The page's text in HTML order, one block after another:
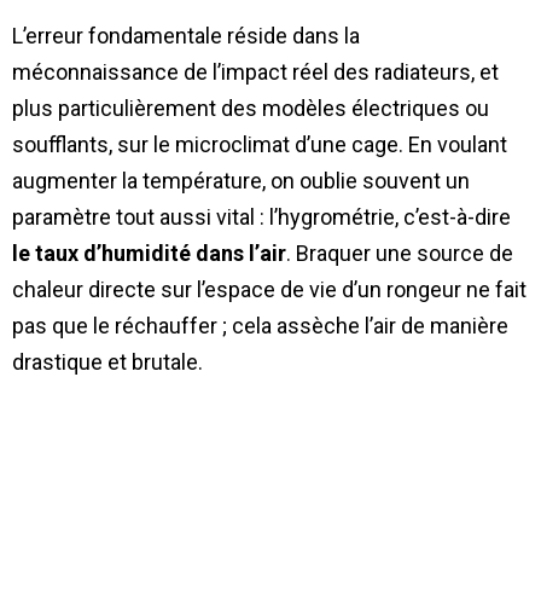
L’erreur fondamentale réside dans la
méconnaissance de l’impact réel des radiateurs, et
plus particulièrement des modèles électriques ou
soufflants, sur le microclimat d’une cage. En voulant
augmenter la température, on oublie souvent un
paramètre tout aussi vital : l’hygrométrie, c’est-à-dire
le taux d’humidité dans l’air. Braquer une source de
chaleur directe sur l’espace de vie d’un rongeur ne fait
pas que le réchauffer ; cela assèche l’air de manière
drastique et brutale.